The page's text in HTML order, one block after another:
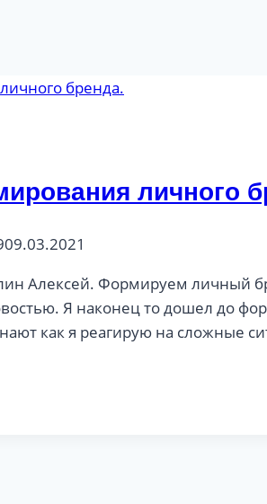
личного
09.03.2021
Алексей. Формируем личный
Я наконец то дошел до
как я реагирую на сложные